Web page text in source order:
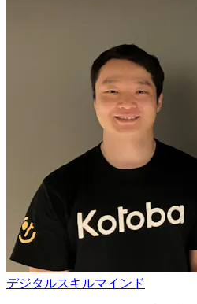
デジタルスキルマインド